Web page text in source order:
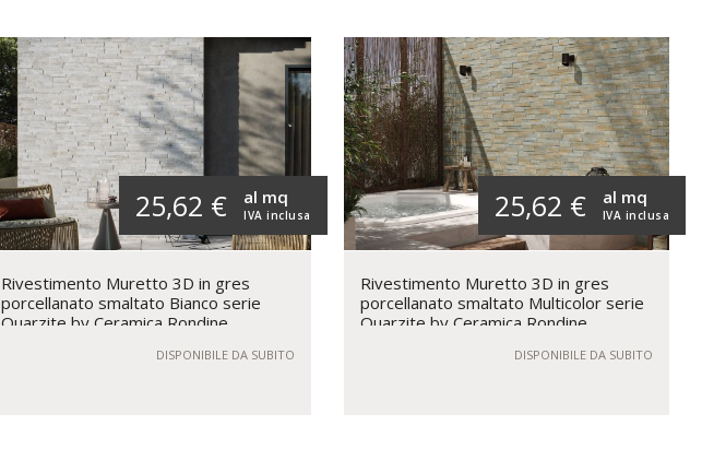
25,62 € IVA inclusa
al mq
Rivestimento Muretto 3D in gres
porcellanato smaltato Bianco serie
Quarzite by Ceramica Rondine
DISPONIBILE DA SUBITO
25,62 € IVA inclusa
al mq
Rivestimento Muretto 3D in gres
porcellanato smaltato Multicolor serie
Quarzite by Ceramica Rondine
DISPONIBILE DA SUBITO